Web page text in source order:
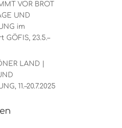
VOR BROT
UND
im
GÖFIS, 23.5.–
LAND |
11.–20.7.2025